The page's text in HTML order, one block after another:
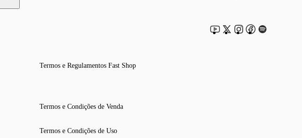
Termos e Regulamentos Fast Shop
Termos e Condições de Venda
Termos e Condições de Uso